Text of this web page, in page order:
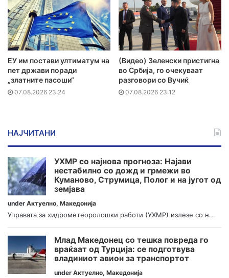
ЕУ им постави ултиматум на
пет држави поради
„златните пасоши“
07.08.2026 23:24
(Видео) Зеленски пристигна
во Србија, го очекуваат
разговори со Вучиќ
07.08.2026 23:12
НАЈЧИТАНИ
УХМР со најнова прогноза: Најави
нестабилно со дожд и грмежи во
Куманово, Струмица, Полог и на југот од
земјава
under Актуелно, Македонија
Управата за хидрометеоролошки работи (УХМР) излезе со н...
Млад Македонец со тешка повреда го
враќаат од Турција: се подготвува
владиниот авион за транспортот
under Актуелно, Македонија